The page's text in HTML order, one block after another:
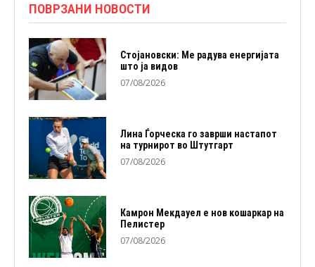
ПОВРЗАНИ НОВОСТИ
Стојановски: Ме радува енергијата
што ја видов
07/08/2026
Лина Ѓорческа го заврши настапот
на турнирот во Штутгарт
07/08/2026
Камрон Мекдауел е нов кошаркар на
Пелистер
07/08/2026